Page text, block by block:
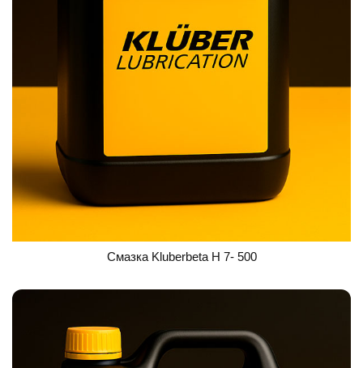
Смазка Kluberbeta H 7- 500